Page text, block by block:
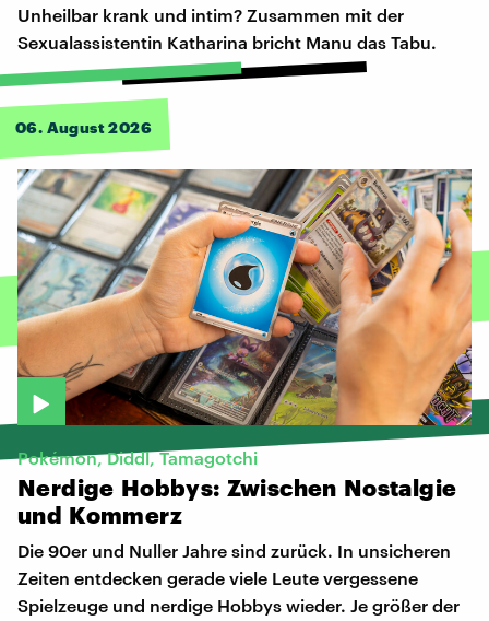
Unheilbar krank und intim? Zusammen mit der
Sexualassistentin Katharina bricht Manu das Tabu.
06. August 2026
Pokémon, Diddl, Tamagotchi
Nerdige Hobbys: Zwischen Nostalgie
und Kommerz
Die 90er und Nuller Jahre sind zurück. In unsicheren
Zeiten entdecken gerade viele Leute vergessene
Spielzeuge und nerdige Hobbys wieder. Je größer der